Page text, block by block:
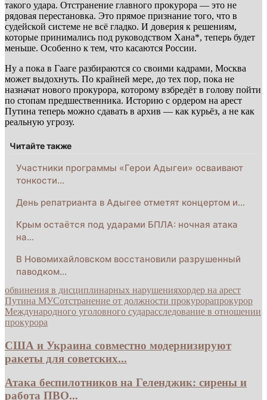
такого удара. Отстранение главного прокурора — это не
рядовая перестановка. Это прямое признание того, что в
судейской системе не всё гладко. И доверия к решениям,
которые принимались под руководством Хана*, теперь будет
меньше. Особенно к тем, что касаются России.
Ну а пока в Гааге разбираются со своими кадрами, Москва
может выдохнуть. По крайней мере, до тех пор, пока не
назначат нового прокурора, которому взбредёт в голову пойти
по стопам предшественника. Историю с ордером на арест
Путина теперь можно сдавать в архив — как курьёз, а не как
реальную угрозу.
Читайте также
Участники программы «Герои Адыгеи» осваивают
тонкости…
День репатрианта в Адыгее отметят концертом и…
Крым остаётся под ударами БПЛА: ночная атака
на…
В Новомихайловском восстановили разрушенный
паводком…
обвинения в дисциплинарных нарушенияхордер на арест
Путина МУСотстранение от должности прокурорапрокурор
Международного уголовного сударасследование в отношении
прокурора
США и Украина совместно модернизируют
ракеты для советских...
Атака беспилотников на Геленджик: сирены и
работа ПВО...